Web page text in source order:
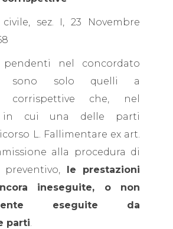
civile, sez. I, 23 Novembre
nel concordato
sono solo quelli a
corrispettive che, nel
in cui una delle parti
L. Fallimentare ex art.
alla procedura di
preventivo, le prestazioni
ineseguite, o non
eseguite da
parti